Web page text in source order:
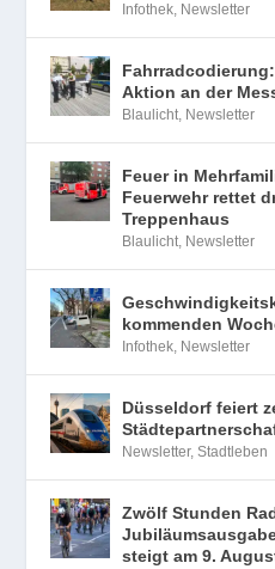
Infothek, Newsletter
Aktion an der
Blaulicht, Newsletter
Feuer in
Feuerwehr rettet
Treppenhaus
Blaulicht, Newsletter
kommenden
Infothek, Newsletter
Düsseldorf feiert
Newsletter,Stadtleben
Zwölf Stunden
steigt am 9.